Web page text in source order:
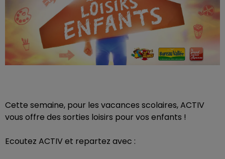
Cette semaine, pour les vacances scolaires, ACTIV
vous offre des sorties loisirs pour vos enfants !
Ecoutez ACTIV et repartez avec :